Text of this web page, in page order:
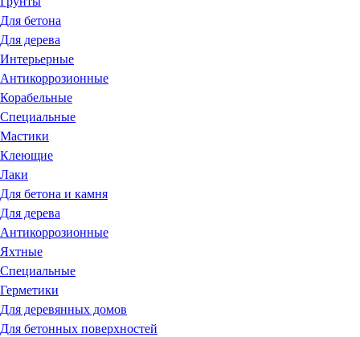
Для бетона
Для дерева
Интерьерные
Антикоррозионные
Корабельные
Специальные
Мастики
Клеющие
Лаки
Для бетона и камня
Для дерева
Антикоррозионные
Яхтные
Специальные
Герметики
Для деревянных домов
Для бетонных поверхностей